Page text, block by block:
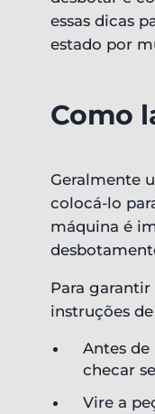
essas dicas
estado por
Como
Geralmente
colocá-lo
máquina é
Para garantir
instruções
Antes de
checar
Vire a